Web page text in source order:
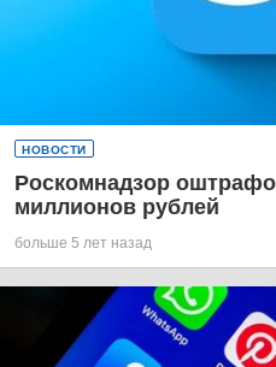
НОВОСТИ
Роскомнадзор
миллионов рублей
больше 5 лет назад